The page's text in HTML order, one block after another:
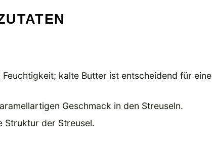
kalte Butter ist entscheidend für eine
Geschmack in den Streuseln.
Struktur der Streusel.